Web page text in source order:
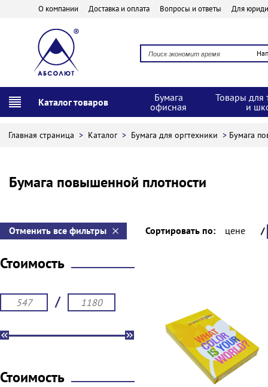
О компании Доставка и оплата Вопросы и ответы Для
Каталог товаров
Бумага
офисная
Товары для
и
Главная страница > Каталог > Бумага для оргтехники > Бумага
Бумага повышенной плотности
Отменить все фильтры Сортировать по: цене /
Стоимость
/
Стоимость